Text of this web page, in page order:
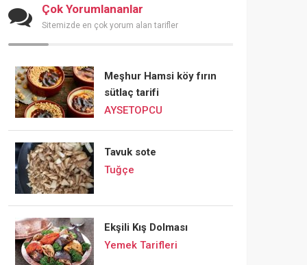
Çok Yorumlananlar
Sitemizde en çok yorum alan tarifler
Meşhur Hamsi köy fırın
sütlaç tarifi
AYSETOPCU
Tavuk sote
Tuğçe
Ekşili Kış Dolması
Yemek Tarifleri